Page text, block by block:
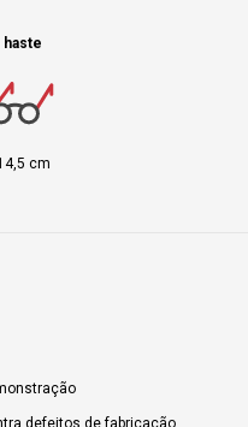
haste
cm
defeitos de fabricação